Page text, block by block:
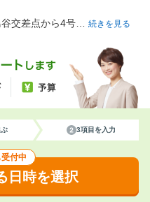
谷交差点から4号… 続きを見る
3項目を入力
付中
日時を選択